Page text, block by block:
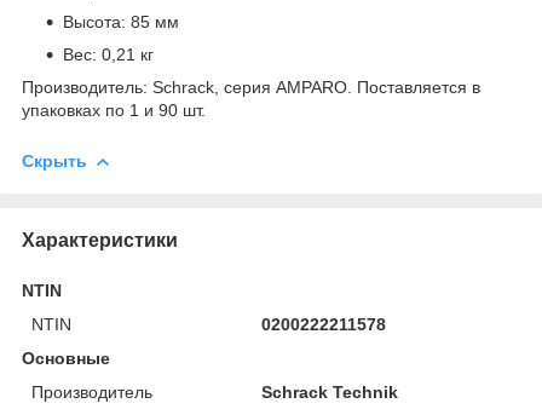
Высота: 85 мм
Вес: 0,21 кг
Производитель: Schrack, серия AMPARO. Поставляется в
упаковках по 1 и 90 шт.
Скрыть
Характеристики
NTIN
NTIN
0200222211578
Основные
Производитель
Schrack Technik